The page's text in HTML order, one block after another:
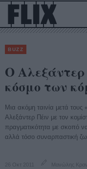
BUZZ
O
κόσμο των
Μια ακόμη ταινία μετά
Αλεξάντερ Πέιν με τον
πραγματικότητα με σκοπό
αλλά τόσο συναρπαστική
26 Οκτ 2011 Μανώλης